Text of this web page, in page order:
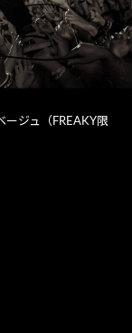
ジュ（FREAKY限